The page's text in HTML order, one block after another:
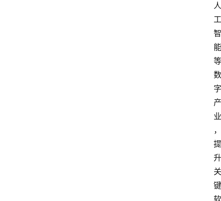
人
工
智
能
等
数
字
产
业
，
提
升
关
键
软